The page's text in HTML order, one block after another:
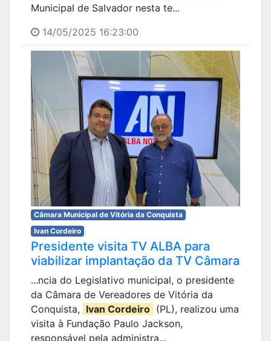
Municipal de Salvador nesta te...
14/05/2025 16:23:00
Câmara Municipal de Vitória da Conquista
Ivan Cordeiro
Presidente visita TV ALBA para
viabilizar implantação da TV Câmara
...ncia do Legislativo municipal, o presidente
da Câmara de Vereadores de Vitória da
Conquista, Ivan Cordeiro (PL), realizou uma
visita à Fundação Paulo Jackson,
responsável pela administra...